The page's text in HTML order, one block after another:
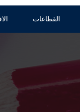
القطاعات